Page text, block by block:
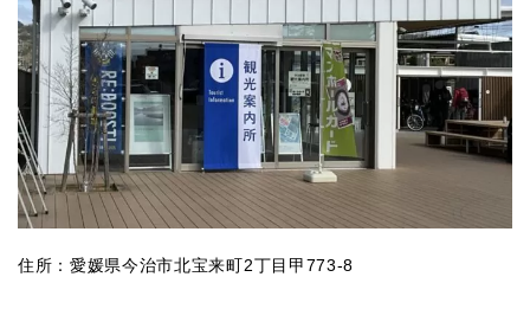
住所：愛媛県今治市北宝来町2丁目甲773-8